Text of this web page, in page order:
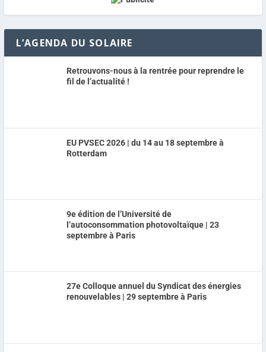
L’AGENDA DU SOLAIRE
Retrouvons-nous à la rentrée pour reprendre le
fil de l’actualité !
EU PVSEC 2026 | du 14 au 18 septembre à
Rotterdam
9e édition de l’Université de
l’autoconsommation photovoltaïque | 23
septembre à Paris
27e Colloque annuel du Syndicat des énergies
renouvelables | 29 septembre à Paris